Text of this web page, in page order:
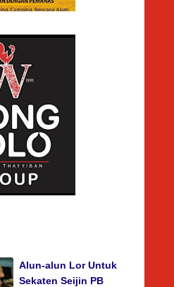
Alun-alun Lor Untuk
Sekaten Seijin PB